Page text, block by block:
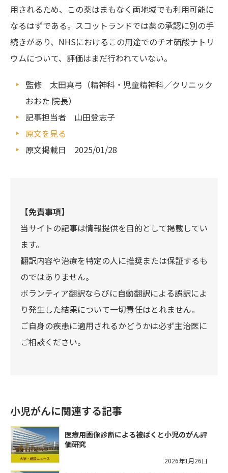
用されるため、この薬はまもなく両地域でも利用可能に
なるはずである。スコットランドでは薬の承認に別の手
続きがあり、NHSにおけるこの用途でのチオ硫酸ナトリ
ウムについて、評価はまだ行われていない。
監修 太田真弓（精神科・児童精神科／クリニック
おおた 院長）
記事担当者 山田登志子
原文を見る
原文掲載日 2025/01/28
【免責事項】
当サイトの記事は情報提供を目的として掲載してい
ます。
翻訳内容や治療を特定の人に推奨または保証するも
のではありません。
ボランティア翻訳ならびに自動翻訳による誤訳によ
り発生した結果について一切責任はとれません。
ご自身の疾患に適用されるかどうかは必ず主治医に
ご相談ください。
小児がんに関連する記事
医療用画像診断による被ばくと小児のがん評
価研究
2026年1月26日